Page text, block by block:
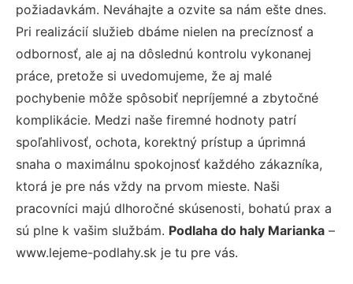
požiadavkám. Neváhajte a ozvite sa nám ešte dnes.
Pri realizácií služieb dbáme nielen na precíznosť a
odbornosť, ale aj na dôslednú kontrolu vykonanej
práce, pretože si uvedomujeme, že aj malé
pochybenie môže spôsobiť nepríjemné a zbytočné
komplikácie. Medzi naše firemné hodnoty patrí
spoľahlivosť, ochota, korektný prístup a úprimná
snaha o maximálnu spokojnosť každého zákazníka,
ktorá je pre nás vždy na prvom mieste. Naši
pracovníci majú dlhoročné skúsenosti, bohatú prax a
sú plne k vašim službám. Podlaha do haly Marianka –
www.lejeme-podlahy.sk je tu pre vás.